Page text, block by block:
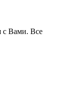
с Вами. Все